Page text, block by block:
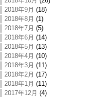
2018年9月 (18)
2018年8月 (1)
2018年7月 (5)
2018年6月 (14)
2018年5月 (13)
2018年4月 (10)
2018年3月 (11)
2018年2月 (17)
2018年1月 (11)
2017年12月 (4)